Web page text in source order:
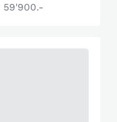
59'900.-